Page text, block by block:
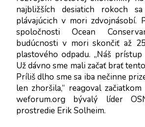
najbližších desiatich rokoch
plávajúcich v mori zdvojnásobí.
spoločnosti Ocean
budúcnosti v mori skončiť až
plastového odpadu. „Náš
Už dávno sme mali začať brať
Príliš dlho sme sa iba nečinne
len zhoršila,“ reagoval
weforum.org bývalý líder
prostredie Erik Solheim.